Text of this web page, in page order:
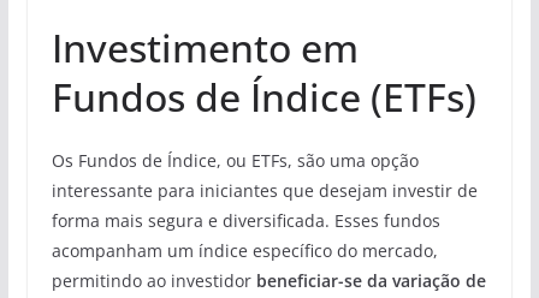
Investimento em
Fundos de Índice (ETFs)
Os Fundos de Índice, ou ETFs, são uma opção
interessante para iniciantes que desejam investir de
forma mais segura e diversificada. Esses fundos
acompanham um índice específico do mercado,
permitindo ao investidor beneficiar-se da variação de